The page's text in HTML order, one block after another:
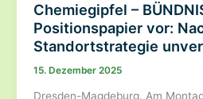
Chemiegipfel –
Positionspapier vor:
Standortstrategie
15. Dezember 2025
Dresden-Magdeburg. Am